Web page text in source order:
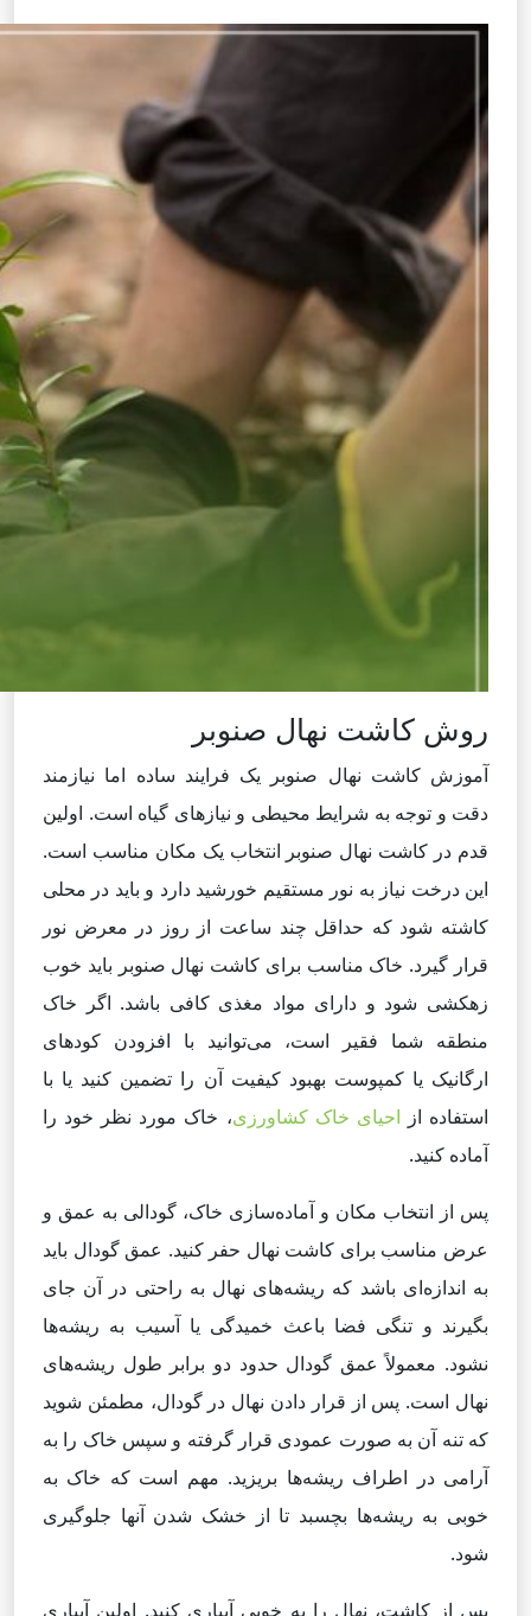
روش کاشت نهال صنوبر
آموزش کاشت نهال صنوبر یک فرایند ساده اما نیازمند
دقت و توجه به شرایط محیطی و نیازهای گیاه است. اولین
قدم در کاشت نهال صنوبر انتخاب یک مکان مناسب است.
این درخت نیاز به نور مستقیم خورشید دارد و باید در محلی
کاشته شود که حداقل چند ساعت از روز در معرض نور
قرار گیرد. خاک مناسب برای کاشت نهال صنوبر باید خوب
زهکشی شود و دارای مواد مغذی کافی باشد. اگر خاک
منطقه شما فقیر است، می‌توانید با افزودن کودهای
ارگانیک یا کمپوست بهبود کیفیت آن را تضمین کنید یا با
استفاده از احیای خاک کشاورزی، خاک مورد نظر خود را
آماده کنید.
پس از انتخاب مکان و آماده‌سازی خاک، گودالی به عمق و
عرض مناسب برای کاشت نهال حفر کنید. عمق گودال باید
به اندازه‌ای باشد که ریشه‌های نهال به راحتی در آن جای
بگیرند و تنگی فضا باعث خمیدگی یا آسیب به ریشه‌ها
نشود. معمولاً عمق گودال حدود دو برابر طول ریشه‌های
نهال است. پس از قرار دادن نهال در گودال، مطمئن شوید
که تنه آن به صورت عمودی قرار گرفته و سپس خاک را به
آرامی در اطراف ریشه‌ها بریزید. مهم است که خاک به
خوبی به ریشه‌ها بچسبد تا از خشک شدن آنها جلوگیری
شود.
پس از کاشت، نهال را به خوبی آبیاری کنید. اولین آبیاری